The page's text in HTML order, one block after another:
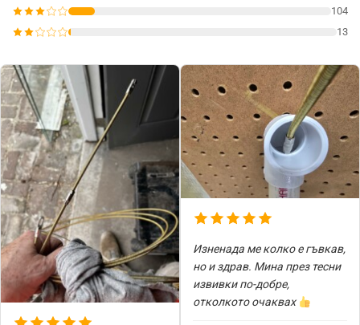
104
13
Изненада ме колко е гъвкав,
но и здрав. Мина през тесни
извивки по-добре,
отколкото очаквах